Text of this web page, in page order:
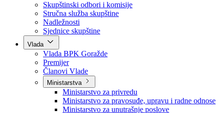
Poslanici po strankama
Poslanici po klubovima naroda
Kolegij skupštine
Skupštinski odbori i komisije
Stručna služba skupštine
Nadležnosti
Sjednice skupštine
Vlada
Vlada BPK Goražde
Premijer
Članovi Vlade
Ministarstva